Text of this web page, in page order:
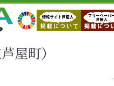
屋町）